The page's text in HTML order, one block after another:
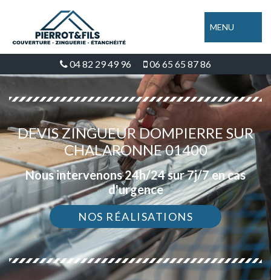
MENU
04 82 29 49 96 06 65 65 87 86
DEVIS ZINGUEUR DOMPIERRE SUR
CHALARONNE 01400
Nous intervenons 24h/24 sur 7j/7 en cas
d'urgence
NOS RÉALISATIONS